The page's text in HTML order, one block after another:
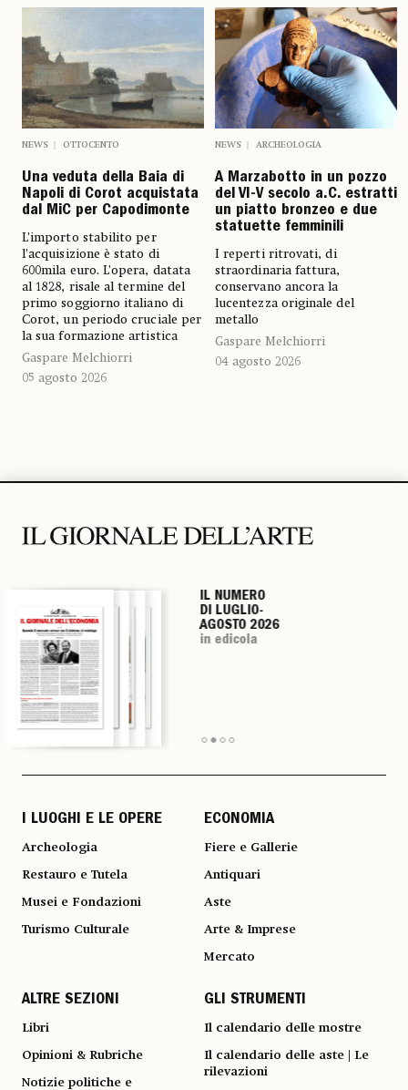
NEWS OTTOCENTO
Una veduta della Baia di
Napoli di Corot acquistata
dal MiC per Capodimonte
L’importo stabilito per
l’acquisizione è stato di
600mila euro. L’opera, datata
al 1828, risale al termine del
primo soggiorno italiano di
Corot, un periodo cruciale per
la sua formazione artistica
Gaspare Melchiorri
05 agosto 2026
NEWS ARCHEOLOGIA
A Marzabotto in un pozzo
del VI-V secolo a.C. estratti
un piatto bronzeo e due
statuette femminili
I reperti ritrovati, di
straordinaria fattura,
conservano ancora la
lucentezza originale del
metallo
Gaspare Melchiorri
04 agosto 2026
IL NUMERO
DI LUGLIO-
AGOSTO 2026
in edicola
IL NUMERO
DI LUGLIO-
AGOSTO 2026
in edicola
IL NUMERO
DI LUGLIO-
AGOSTO 2026
in edicola
IL NUMERO
DI LUGLIO-
AGOSTO 2026
in edicola
I LUOGHI E LE OPERE
Archeologia
Restauro e Tutela
Musei e Fondazioni
Turismo Culturale
ECONOMIA
Fiere e Gallerie
Antiquari
Aste
Arte & Imprese
Mercato
ALTRE SEZIONI
Libri
Opinioni & Rubriche
Notizie politiche e
GLI STRUMENTI
Il calendario delle mostre
Il calendario delle aste | Le
rilevazioni